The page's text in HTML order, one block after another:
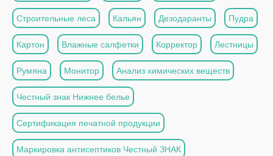
Строительные леса Кальян Дезодаранты Пудра
Картон Влажные салфетки Корректор Лестницы
Румяна Монитор Анализ химических веществ
Честный знак Нижнее белье
Сертификация печатной продукции
Маркировка антисептиков Честный ЗНАК